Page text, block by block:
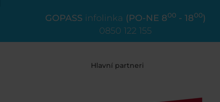
GOPASS infolinka (PO-NE 800 - 1800)
0850 122 155
Hlavní partneri